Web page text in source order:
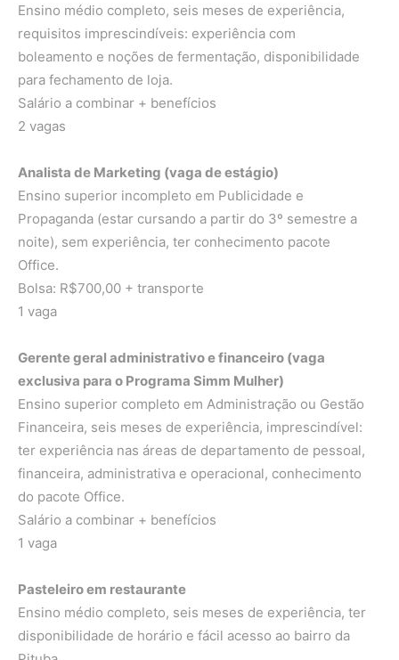
Ensino médio completo, seis meses de experiência,
requisitos imprescindíveis: experiência com
boleamento e noções de fermentação, disponibilidade
para fechamento de loja.
Salário a combinar + benefícios
2 vagas
Analista de Marketing (vaga de estágio)
Ensino superior incompleto em Publicidade e
Propaganda (estar cursando a partir do 3º semestre a
noite), sem experiência, ter conhecimento pacote
Office.
Bolsa: R$700,00 + transporte
1 vaga
Gerente geral administrativo e financeiro (vaga
exclusiva para o Programa Simm Mulher)
Ensino superior completo em Administração ou Gestão
Financeira, seis meses de experiência, imprescindível:
ter experiência nas áreas de departamento de pessoal,
financeira, administrativa e operacional, conhecimento
do pacote Office.
Salário a combinar + benefícios
1 vaga
Pasteleiro em restaurante
Ensino médio completo, seis meses de experiência, ter
disponibilidade de horário e fácil acesso ao bairro da